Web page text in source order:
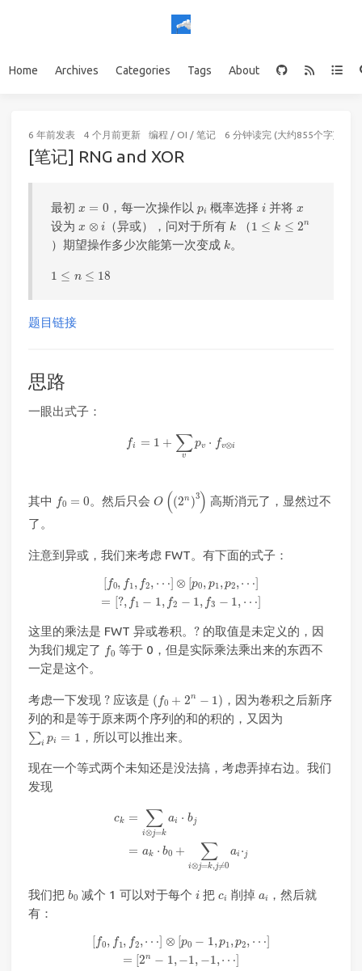
Home Archives Categories Tags About
6 年前发表 4 个月前更新 编程 / OI / 笔记 6 分钟读完 (大约855个字)
[笔记] RNG and XOR
最初x = 0 ，每一次操作以 pi
pi 概率选择ii 并将x
x
设为x ⊗ i
⊗i （异或），问对于所有 k
k（1 ≤ k ≤ 2n
1 k ≤2
n
）期望操作多少次能第一次变成 k
k 。
1 ≤ n ≤ 18
1 ≤n 18
题目链接
思路
一眼出式子：
fi = 1 + ∑
v
pv ⋅ fv⊗i
vpv
其中 f0 = 0
f0 。然后只会O ((2n )3)
(2 3)
高斯消元了，显然过不
了。
注意到异或，我们来考虑 FWT。有下面的式子：
[ f0, f1, f2, ⋯] ⊗ [p0, p1,p2,⋯]
= [?, f1 − 1, f2 − 1, f3 − 1, ⋯]
⋯] ⊗ p p 2 ⋯ ] −
这里的乘法是 FWT 异或卷积。 ?
? 的取值是未定义的，因
为我们规定了
f0
f0 等于 0，但是实际乘法乘出来的东西不
一定是这个。
考虑一下发现 ?
? 应该是 ( f0 + 2n − 1)
( 0 +2 n−
，因为卷积之后新序
列的和是等于原来两个序列的和的积的，又因为
∑i pi = 1
∑ip ，所以可以推出来。
现在一个等式两个未知还是没法搞，考虑弄掉右边。我们
发现
ck = ∑
i⊗j=k
ai ⋅ bj
= ak ⋅ b0 + ∑
i⊗j=k, j≠0
ai ⋅ j
⊗j=
我们把 b0
b 0减个 1 可以对于每个 ii把 ci
ci 削掉 ai
ai ，然后就
有：
f0, f1, f2,⋯ ⊗ p0 − 1,p1,p2, ⋯
= [2n − 1,−1, −1,⋯]
2 ,⋯ ]⊗ p 1, p1 , ⋯ 1